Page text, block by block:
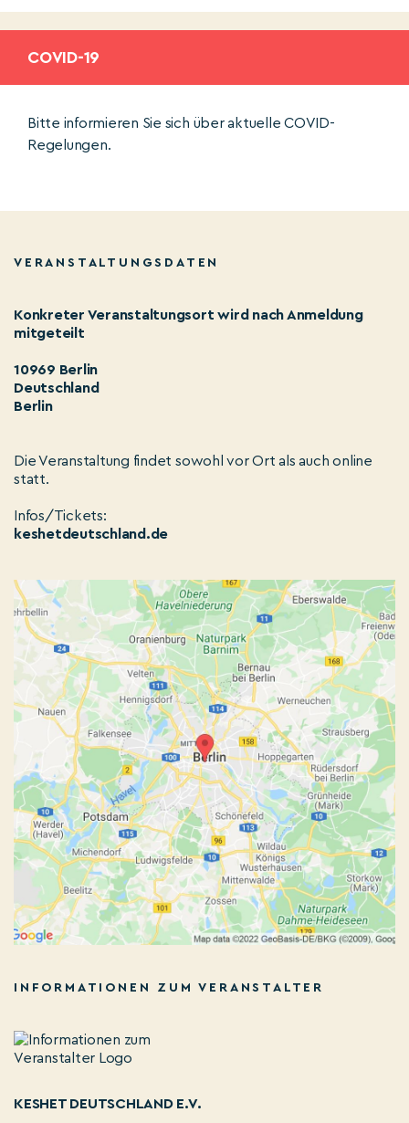
COVID-19
Bitte informieren Sie sich über aktuelle COVID-
Regelungen.
VERANSTALTUNGSDATEN
Konkreter Veranstaltungsort wird nach Anmeldung
mitgeteilt
10969 Berlin
Deutschland
Berlin
Die Veranstaltung findet sowohl vor Ort als auch online
statt.
Infos/Tickets:
keshetdeutschland.de
INFORMATIONEN ZUM VERANSTALTER
KESHET DEUTSCHLAND E.V.